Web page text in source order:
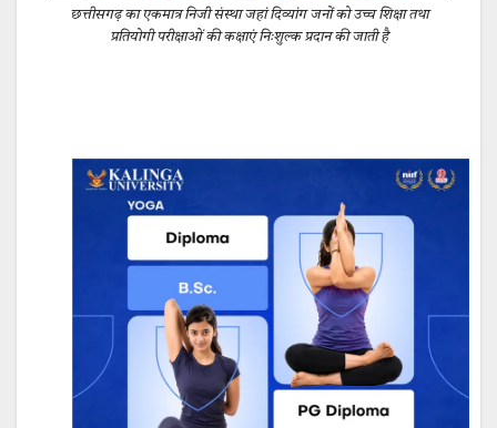
छत्तीसगढ़ का एकमात्र निजी संस्था जहां दिव्यांग जनों को उच्च शिक्षा तथा
प्रतियोगी परीक्षाओं की कक्षाएं निःशुल्क प्रदान की जाती है